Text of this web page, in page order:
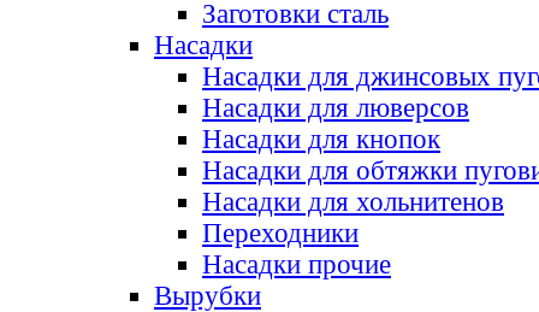
Заготовки сталь
Насадки
Насадки для джинсовых
Насадки для люверсов
Насадки для кнопок
Насадки для обтяжки
Насадки для хольнитенов
Переходники
Насадки прочие
Вырубки